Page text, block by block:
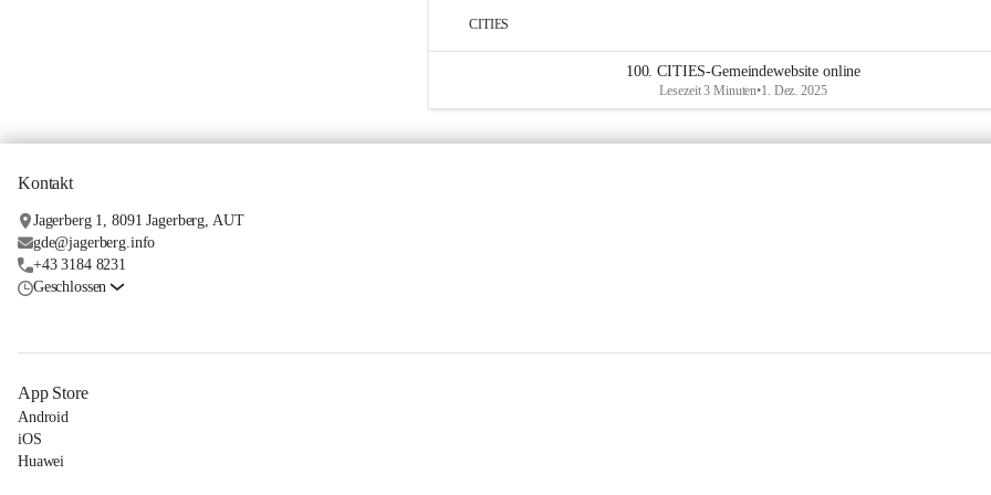
CITIES
100. CITIES-Gemeindewebsite online
Lesezeit 3 Minuten•1. Dez. 2025
Kontakt
Jagerberg 1, 8091 Jagerberg, AUT
gde@jagerberg.info
+43 3184 8231
Geschlossen
App Store
Android
iOS
Huawei